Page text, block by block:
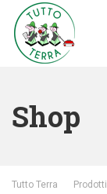
Shop
Tutto Terra Prodotti